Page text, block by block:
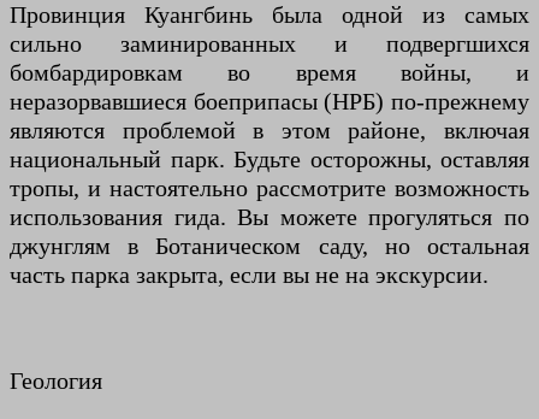
Провинция Куангбинь была одной из самых
сильно заминированных и подвергшихся
бомбардировкам во время войны, и
неразорвавшиеся боеприпасы (НРБ) по-прежнему
являются проблемой в этом районе, включая
национальный парк. Будьте осторожны, оставляя
тропы, и настоятельно рассмотрите возможность
использования гида. Вы можете прогуляться по
джунглям в Ботаническом саду, но остальная
часть парка закрыта, если вы не на экскурсии.
Геология